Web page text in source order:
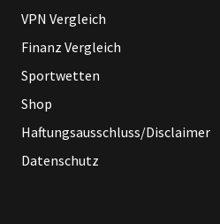
VPN Vergleich
Finanz Vergleich
Sportwetten
Shop
Haftungsausschluss/Disclaimer
Datenschutz